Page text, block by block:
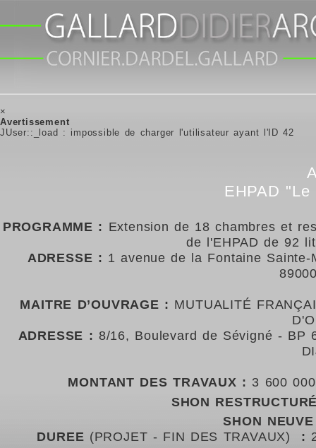
×
Avertissement
JUser::_load : impossible de charger l'utilisateur ayant l'ID 42
EHPAD
PROGRAMME : Extension de 18 chambres et
de l'EHPAD de 92
ADRESSE : 1 avenue de la Fontaine Sainte-
MAITRE D’OUVRAGE : MUTUALITÉ
ADRESSE : 8/16, Boulevard de Sévigné - BP
MONTANT DES TRAVAUX : 3 600
SHON
SHON
DUREE (PROJET - FIN DES TRAVAUX) :